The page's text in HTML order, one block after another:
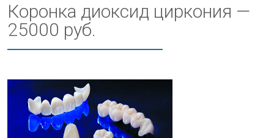
Коронка диоксид циркония —
25000 руб.